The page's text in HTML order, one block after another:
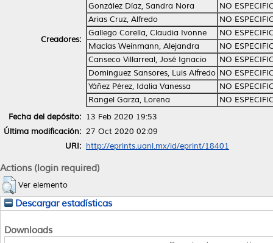
Creadores:
González Díaz, Sandra Nora
NO
Arias Cruz, Alfredo
NO
Gallego Corella, Claudia Ivonne
NO
Macías Weinmann, Alejandra
NO
Canseco Villarreal, José Ignacio
NO
Dominguez Sansores, Luis Alfredo NO
Yáñez Pérez, Idalia Vanessa
NO
Rangel Garza, Lorena
NO
Fecha del depósito: 13 Feb 2020 19:53
Última modificación: 27 Oct 2020 02:09
URI: http://eprints.uanl.mx/id/eprint/18401
Actions (login required)
Ver elemento
Descargar estadísticas
Downloads